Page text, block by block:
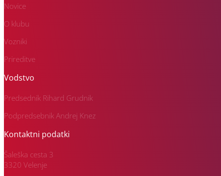
Novice
O klubu
Vozniki
Prireditve
Vodstvo
Predsednik Rihard Grudnik
Podpredsebnik Andrej Knez
Kontaktni podatki
Šaleška cesta 3
3320 Velenje